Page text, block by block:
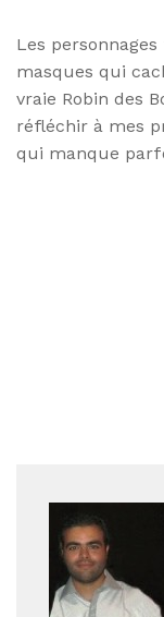
Les
masques qui
vraie Robin des
réfléchir à mes
qui manque